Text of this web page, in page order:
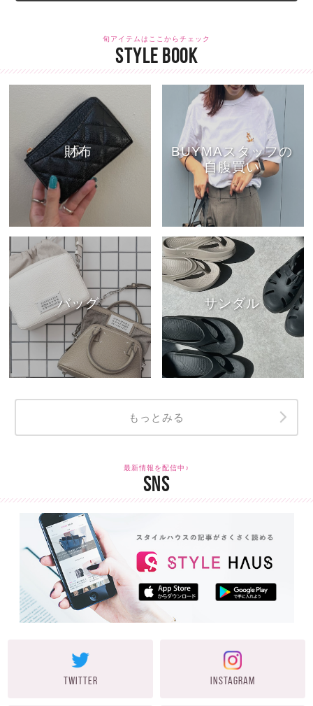
旬アイテムはここからチェック
STYLE BOOK
財布
BUYMAスタッフの
自腹買い
バッグ サンダル
もっとみる
最新情報を配信中♪
SNS
TWITTER INSTAGRAM